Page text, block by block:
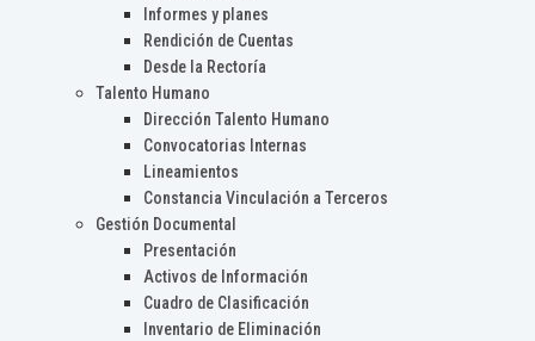
Informes y planes
Rendición de Cuentas
Desde la Rectoría
Talento Humano
Dirección Talento Humano
Convocatorias Internas
Lineamientos
Constancia Vinculación a Terceros
Gestión Documental
Presentación
Activos de Información
Cuadro de Clasificación
Inventario de Eliminación